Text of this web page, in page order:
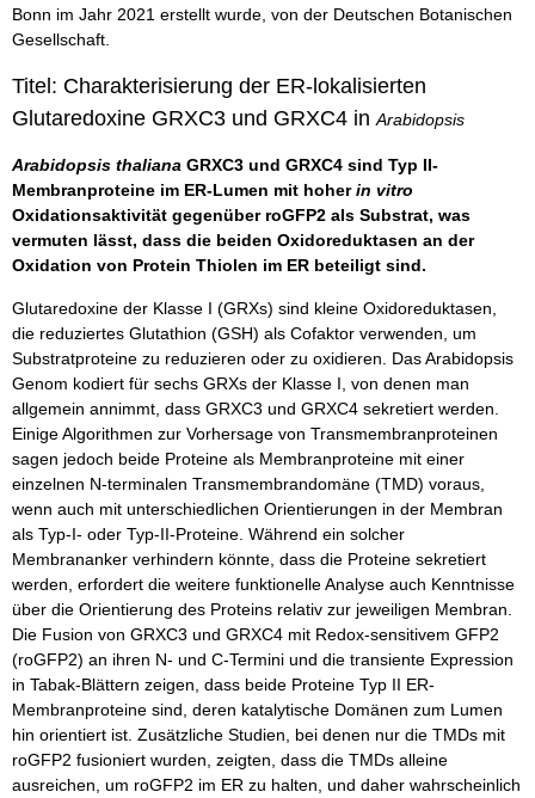
Bonn im Jahr 2021 erstellt wurde, von der Deutschen Botanischen
Gesellschaft.
Titel: Charakterisierung der ER-lokalisierten
Glutaredoxine GRXC3 und GRXC4 in Arabidopsis
Arabidopsis thaliana GRXC3 und GRXC4 sind Typ II-
Membranproteine im ER-Lumen mit hoherin vitro
Oxidationsaktivität gegenüber roGFP2 als Substrat, was
vermuten lässt, dass die beiden Oxidoreduktasen an der
Oxidation von Protein Thiolen im ER beteiligt sind.
Glutaredoxine der Klasse I (GRXs) sind kleine Oxidoreduktasen,
die reduziertes Glutathion (GSH) als Cofaktor verwenden, um
Substratproteine zu reduzieren oder zu oxidieren. Das Arabidopsis
Genom kodiert für sechs GRXs der Klasse I, von denen man
allgemein annimmt, dass GRXC3 und GRXC4 sekretiert werden.
Einige Algorithmen zur Vorhersage von Transmembranproteinen
sagen jedoch beide Proteine als Membranproteine mit einer
einzelnen N-terminalen Transmembrandomäne (TMD) voraus,
wenn auch mit unterschiedlichen Orientierungen in der Membran
als Typ-I- oder Typ-II-Proteine. Während ein solcher
Membrananker verhindern könnte, dass die Proteine sekretiert
werden, erfordert die weitere funktionelle Analyse auch Kenntnisse
über die Orientierung des Proteins relativ zur jeweiligen Membran.
Die Fusion von GRXC3 und GRXC4 mit Redox-sensitivem GFP2
(roGFP2) an ihren N- und C-Termini und die transiente Expression
in Tabak-Blättern zeigen, dass beide Proteine Typ II ER-
Membranproteine sind, deren katalytische Domänen zum Lumen
hin orientiert ist. Zusätzliche Studien, bei denen nur die TMDs mit
roGFP2 fusioniert wurden, zeigten, dass die TMDs alleine
ausreichen, um roGFP2 im ER zu halten, und daher wahrscheinlich